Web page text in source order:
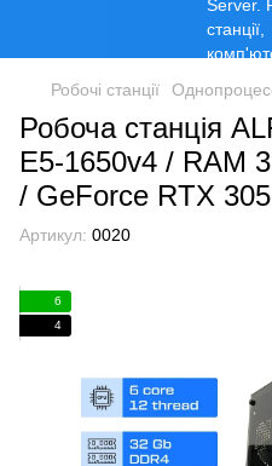
Робочі станції
Робоча станція
E5-1650v4 / RAM
/ GeForce RTX
Артикул: 0020
6
4